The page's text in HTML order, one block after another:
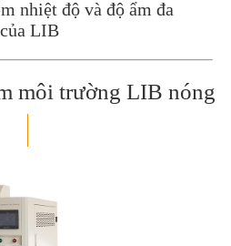
nhiệt độ và độ ẩm đa
LIB
môi trường LIB nóng